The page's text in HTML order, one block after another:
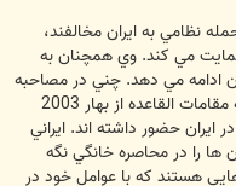
نظامي به ايران مخالفند،
مي كند. وي همچنان به
ادامه مي دهد. چني در مصاحبه
اي با فاكس نيوز گفت: ما متقاعد شده ايم كه مقامات القاعده از بهار 2003
ايران حضور داشته اند. ايراني
ها را در محاصره خانگي نگه
هستند كه با عوامل خود در